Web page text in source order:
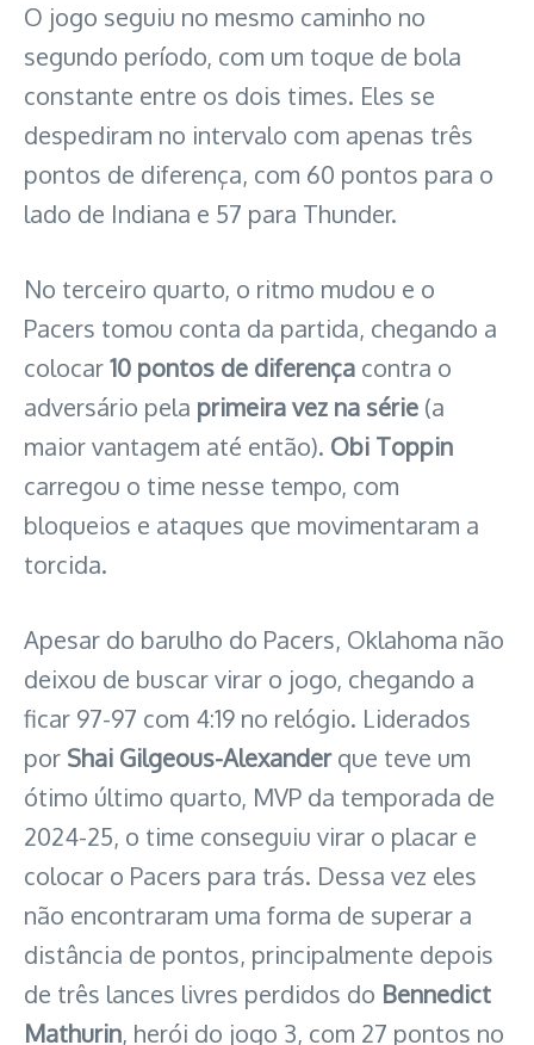
O jogo seguiu no mesmo caminho no
segundo período, com um toque de bola
constante entre os dois times. Eles se
despediram no intervalo com apenas três
pontos de diferença, com 60 pontos para o
lado de Indiana e 57 para Thunder.
No terceiro quarto, o ritmo mudou e o
Pacers tomou conta da partida, chegando a
colocar10 pontos de diferença contra o
adversário pela primeira vez na série (a
maior vantagem até então). Obi Toppin
carregou o time nesse tempo, com
bloqueios e ataques que movimentaram a
torcida.
Apesar do barulho do Pacers, Oklahoma não
deixou de buscar virar o jogo, chegando a
ficar 97-97 com 4:19 no relógio. Liderados
por Shai Gilgeous-Alexanderque teve um
ótimo último quarto, MVP da temporada de
2024-25, o time conseguiu virar o placar e
colocar o Pacers para trás. Dessa vez eles
não encontraram uma forma de superar a
distância de pontos, principalmente depois
de três lances livres perdidos do Bennedict
Mathurin, herói do jogo 3, com 27 pontos no